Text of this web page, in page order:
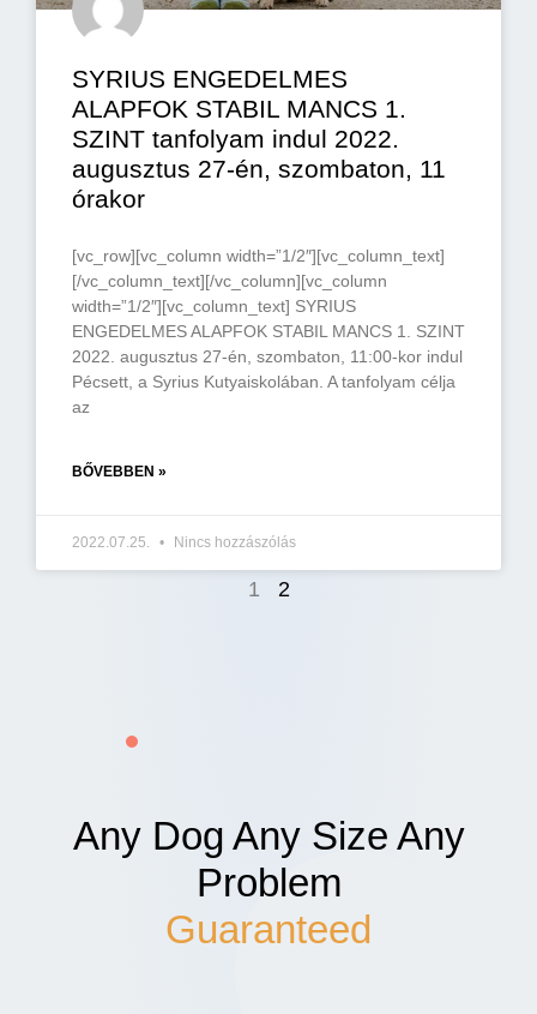
SYRIUS ENGEDELMES
ALAPFOK STABIL MANCS 1.
SZINT tanfolyam indul 2022.
augusztus 27-én, szombaton, 11
órakor
[vc_row][vc_column width=”1/2″][vc_column_text]
[/vc_column_text][/vc_column][vc_column
width=”1/2″][vc_column_text] SYRIUS
ENGEDELMES ALAPFOK STABIL MANCS 1. SZINT
2022. augusztus 27-én, szombaton, 11:00-kor indul
Pécsett, a Syrius Kutyaiskolában. A tanfolyam célja
az
BŐVEBBEN »
2022.07.25. Nincs hozzászólás
1 2
Any Dog Any Size Any
Problem
Guaranteed